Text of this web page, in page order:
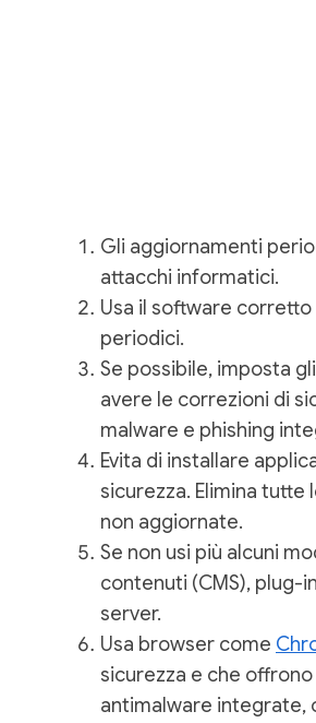
Gli aggiornamenti
attacchi informatici.
Usa il software
periodici.
Se possibile, imposta
avere le correzioni di
malware e phishing
Evita di installare
sicurezza. Elimina tutte
non aggiornate.
Se non usi più alcuni
contenuti (CMS), plug-
server.
Usa browser come
sicurezza e che
antimalware integrate,